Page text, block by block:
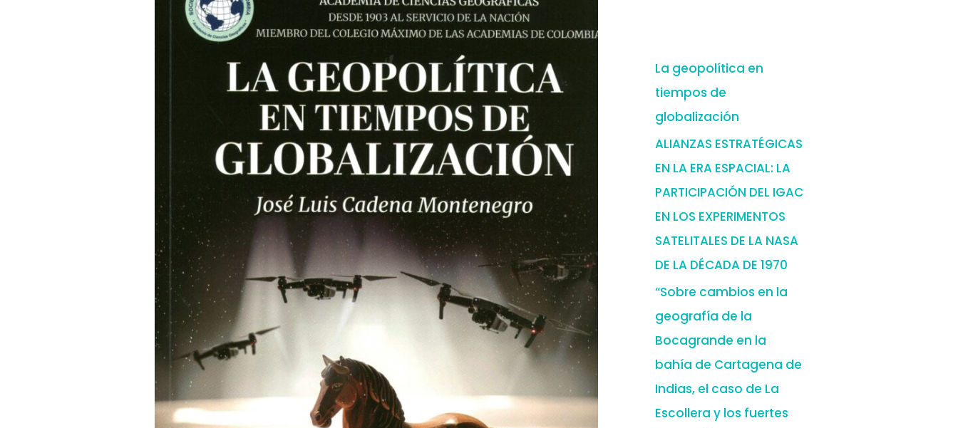
La geopolítica en
tiempos de
globalización
ALIANZAS ESTRATÉGICAS
EN LA ERA ESPACIAL: LA
PARTICIPACIÓN DEL IGAC
EN LOS EXPERIMENTOS
SATELITALES DE LA NASA
DE LA DÉCADA DE 1970
“Sobre cambios en la
geografía de la
Bocagrande en la
bahía de Cartagena de
Indias, el caso de La
Escollera y los fuertes